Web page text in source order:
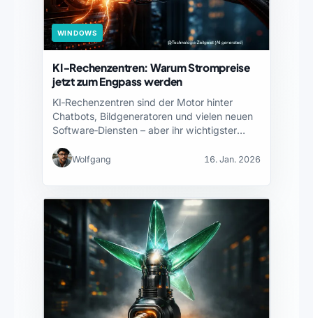
WINDOWS
KI‑Rechenzentren: Warum Strompreise
jetzt zum Engpass werden
KI‑Rechenzentren sind der Motor hinter
Chatbots, Bildgeneratoren und vielen neuen
Software‑Diensten – aber ihr wichtigster
Wolfgang 16. Jan. 2026